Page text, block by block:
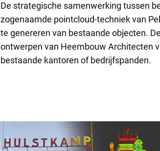
De strategische samenwerking tussen
zogenaamde pointcloud-techniek van
te genereren van bestaande objecten.
ontwerpen van Heembouw Architecten
bestaande kantoren of bedrijfspanden.